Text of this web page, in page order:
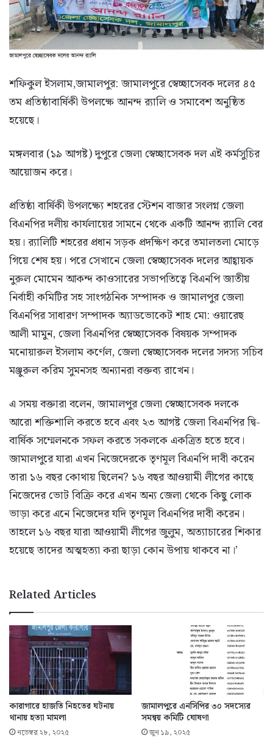
শফিকুল ইসলাম,জামালপুর: জামালপুরে স্বেচ্ছাসেবক দলের ৪৫
তম প্রতিষ্ঠাবার্ষিকী উপলক্ষে আনন্দ র‌্যালি ও সমাবেশ অনুষ্ঠিত
হয়েছে।
মঙ্গলবার (১৯ আগষ্ট) দুপুরে জেলা স্বেচ্ছাসেবক দল এই কর্মসুচির
আয়োজন করে।
প্রতিষ্ঠা বার্ষিকী উপলক্ষ্যে শহরের স্টেশন বাজার সংলগ্ন জেলা
বিএনপির দলীয় কার্যলায়ের সামনে থেকে একটি আনন্দ র‌্যালি বের
হয়। র‌্যালিটি শহরের প্রধান সড়ক প্রদক্ষিণ করে তমালতলা মোড়ে
গিয়ে শেষ হয়। পরে সেখানে জেলা স্বেচ্ছাসেবক দলের আহ্বায়ক
নুরুল মোমেন আকন্দ কাওসারের সভাপতিত্বে বিএনপি জাতীয়
নির্বাহী কমিটির সহ সাংগঠনিক সম্পাদক ও জামালপুর জেলা
বিএনপির সাধারণ সম্পাদক অ্যাডভোকেট শাহ মো: ওয়ারেছ
আলী মামুন, জেলা বিএনপির স্বেচ্ছাসেবক বিষয়ক সম্পাদক
মনোয়ারুল ইসলাম কর্ণেল, জেলা স্বেচ্ছাসেবক দলের সদস্য সচিব
মঞ্জুরুল করিম সুমনসহ অন্যানরা বক্তব্য রাখেন।
এ সময় বক্তারা বলেন, জামালপুর জেলা স্বেচ্ছাসেবক দলকে
আরো শক্তিশালি করতে হবে এবং ২৩ আগষ্ট জেলা বিএনপির দ্বি-
বার্ষিক সম্মেলনকে সফল করতে সকলকে একত্রিত হতে হবে।
জামালপুরে যারা এখন নিজেদেরকে তৃণমূল বিএনপি দাবী করেন
তারা ১৬ বছর কোথায় ছিলেন? ১৬ বছর আওয়ামী লীগের কাছে
নিজেদের ভোট বিক্রি করে এখন অন্য জেলা থেকে কিছু লোক
ভাড়া করে এনে নিজেদের যদি তৃণমূল বিএনপির দাবী করেন।
তাহলে ১৬ বছর যারা আওয়ামী লীগের জুলুম, অত্যাচারের শিকার
হয়েছে তাদের অত্মহত্যা করা ছাড়া কোন উপায় থাকবে না।’
Related Articles
কারাগারে হাজতি নিহতের ঘটনায়
থানায় হত্যা মামলা
নভেম্বর ২৮, ২০২৫
জামালপুরে এনসিপির ৩০ সদস্যের
সমন্বয় কমিটি ঘোষণা
জুন ১৯, ২০২৫